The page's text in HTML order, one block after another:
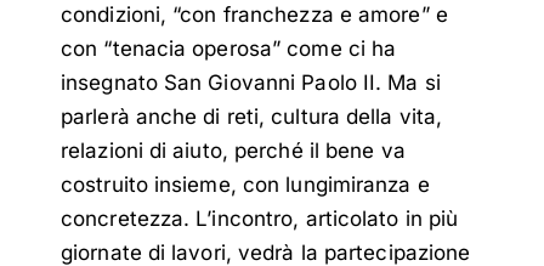
condizioni, “con franchezza e amore” e
con “tenacia operosa” come ci ha
insegnato San Giovanni Paolo II. Ma si
parlerà anche di reti, cultura della vita,
relazioni di aiuto, perché il bene va
costruito insieme, con lungimiranza e
concretezza. L’incontro, articolato in più
giornate di lavori, vedrà la partecipazione